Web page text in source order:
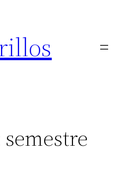
semestre